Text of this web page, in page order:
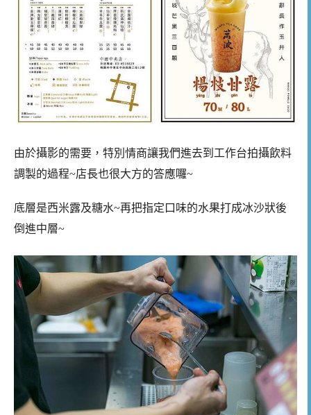
由於攝影的需要，特別情商讓我們進去到工作台拍攝飲料
調製的過程~店長也很大方的答應囉~
底層是西米露及糖水~再把指定口味的水果打成冰沙狀後
倒進中層~